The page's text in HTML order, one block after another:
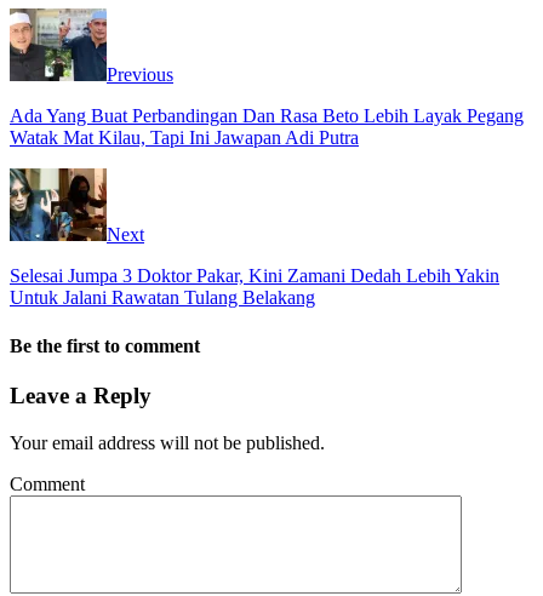
Previous
Ada Yang Buat Perbandingan Dan Rasa Beto Lebih Layak Pegang
Watak Mat Kilau, Tapi Ini Jawapan Adi Putra
Next
Selesai Jumpa 3 Doktor Pakar, Kini Zamani Dedah Lebih Yakin
Untuk Jalani Rawatan Tulang Belakang
Be the first to comment
Leave a Reply
Your email address will not be published.
Comment